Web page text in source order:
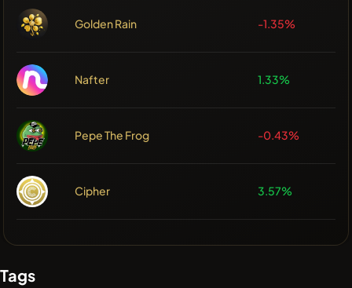
Golden Rain -1.35%
Nafter 1.33%
Pepe The Frog -0.43%
Cipher 3.57%
Tags